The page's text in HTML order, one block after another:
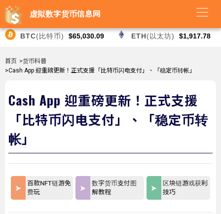
虚拟数字货币信息网
BTC(比特币) $65,030.09 ETH(以太坊) $1,917.78
首页 >货币科普
>Cash App 迎重磅更新！正式支援「比特币闪电支付」、「稳定币转帐」
Cash App 迎重磅更新！正式支援
「比特币闪电支付」、「稳定币转
帐」
百款NFT链游免
费玩
数字货币支付图
解教程
区块链游戏获利
技巧